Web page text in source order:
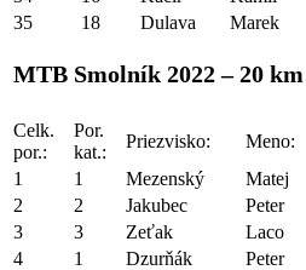
35
18 Dulava Marek
MTB Smolník 2022 – 20
Celk.
por.:
Por.
kat.:
Priezvisko: Meno:
1
1 Mezenský Matej
2
2 Jakubec Peter
3
3 Zeťak Laco
4
1 Dzurňák Peter